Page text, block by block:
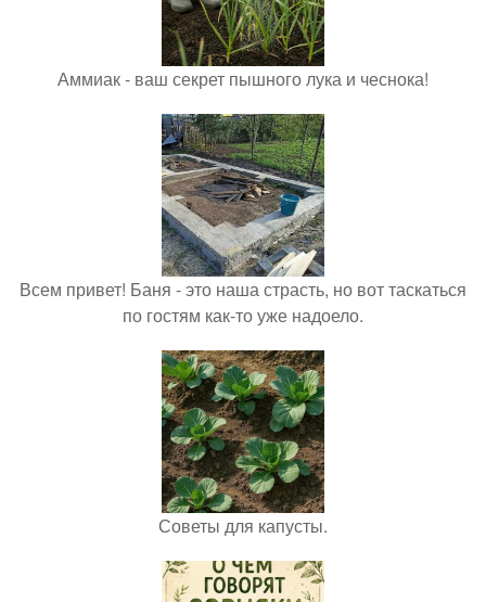
Аммиак - ваш секрет пышного лука и чеснока!
Всем привет! Баня - это наша страсть, но вот таскаться
по гостям как-то уже надоело.
Советы для капусты.